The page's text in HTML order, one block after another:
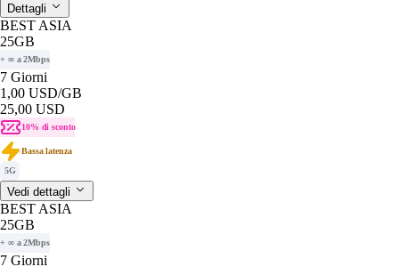
Dettagli
BEST ASIA
25GB
+ ∞ a 2Mbps
7 Giorni
1,00 USD/GB
25,00 USD
10% di sconto
Bassa latenza
5G
Vedi dettagli
BEST ASIA
25GB
+ ∞ a 2Mbps
7 Giorni